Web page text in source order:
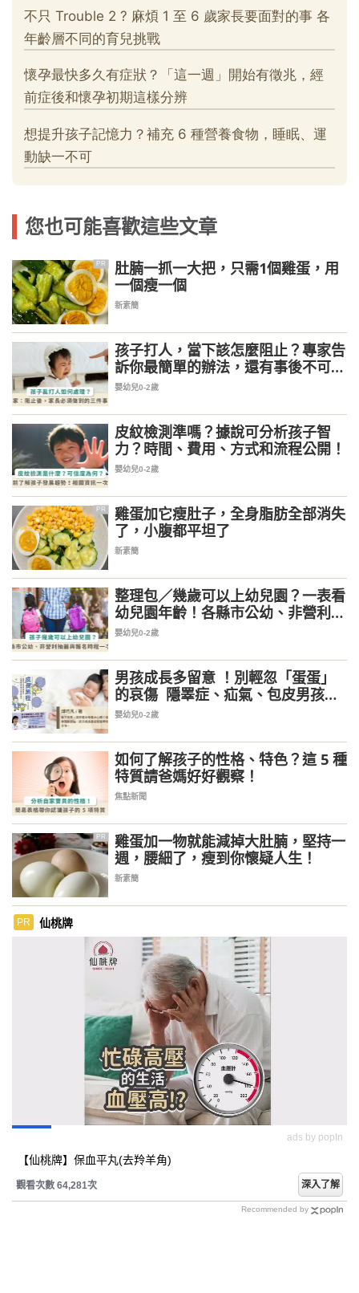
您也可能喜歡這些文章
PR
肚腩一抓一大把，只需1個雞蛋，用
一個瘦一個
新素簡
孩子打人，當下該怎麼阻止？專家告
訴你最簡單的辦法，還有事後不可忽
略 3 重點
嬰幼兒0-2歲
皮紋檢測準嗎？據說可分析孩子智
力？時間、費用、方式和流程公開！
嬰幼兒0-2歲
PR
雞蛋加它瘦肚子，全身脂肪全部消失
了，小腹都平坦了
新素簡
整理包／幾歲可以上幼兒園？一表看
幼兒園年齡！各縣市公幼、非營利幼
兒園抽籤、報名時程一次看
嬰幼兒0-2歲
男孩成長多留意 ！別輕忽「蛋蛋」
的哀傷 隱睪症、疝氣、包皮男孩生
殖器常見問題一次解答
嬰幼兒0-2歲
如何了解孩子的性格、特色？這 5 種
特質請爸媽好好觀察！
焦點新聞
PR
雞蛋加一物就能減掉大肚腩，堅持一
週，腰細了，瘦到你懷疑人生！
新素簡
PR 仙桃牌
ads by popIn
【仙桃牌】保血平丸(去羚羊角)
觀看次數 64,281次 深入了解
Recommended by